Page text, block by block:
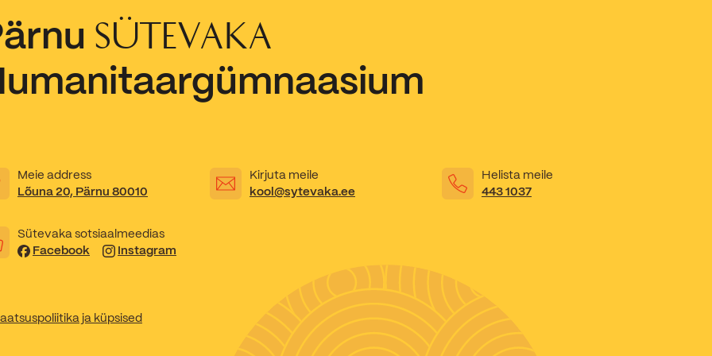
Kooliõde ja koolipsühholoogid
SÜTEVAKA
Meie address
Lõuna 20, Pärnu 80010
Kirjuta meile
kool@sytevaka.ee
Helista meile
443 1037
Sütevaka sotsiaalmeedias
Facebook
Instagram
ja küpsised